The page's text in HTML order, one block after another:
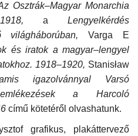
Osztrák–Magyar Monarchia
a Lengyelkérdés
Varga E
és iratok a magyar–lengyel
1918–1920, Stanisław
igazolvánnyal Varsó
a Harcoló
című kötetéről olvashatunk.
grafikus, plakáttervező